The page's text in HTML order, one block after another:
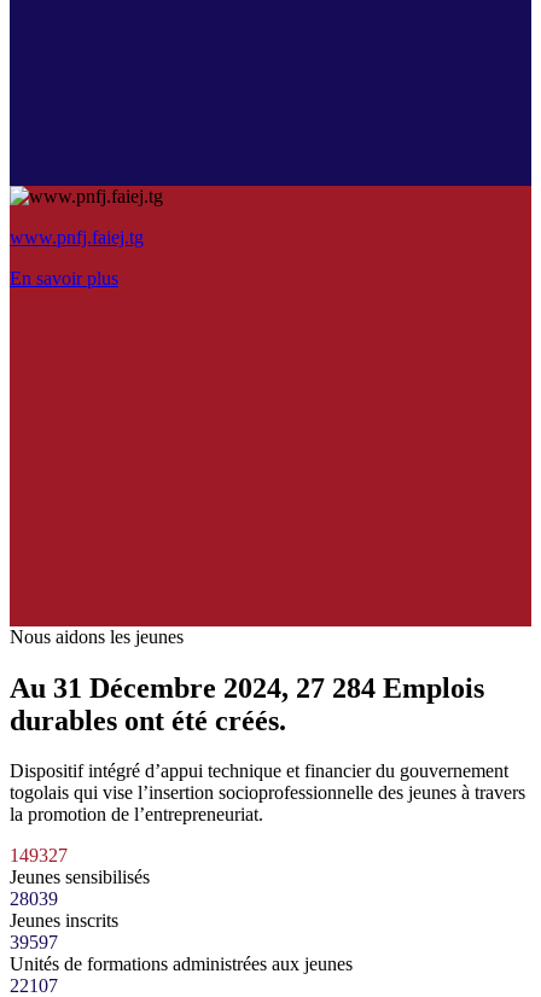
www.pnfj.faiej.tg
En savoir plus
Nous aidons les jeunes
Au 31 Décembre 2024, 27 284 Emplois
durables ont été créés.
Dispositif intégré d’appui technique et financier du gouvernement
togolais qui vise l’insertion socioprofessionnelle des jeunes à travers
la promotion de l’entrepreneuriat.
149327
Jeunes sensibilisés
28039
Jeunes inscrits
39597
Unités de formations administrées aux jeunes
22107